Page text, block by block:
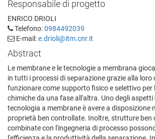
Responsabile di progetto
ENRICO DRIOLI
Telefono:0984492039
E-mail:e.drioli@itm.cnr.it
Abstract
Le membrane e le tecnologie a membrana
in tutti i processi di separazione grazie alla loro
funzionare come supporto fisico e selettivo per
chimiche da una fase all'altra. Uno degli aspetti
tecnologia a membrane è avere a disposizione
proprietà ben controllate. Inoltre, strutture ben
combinate con l'ingegneria di processo